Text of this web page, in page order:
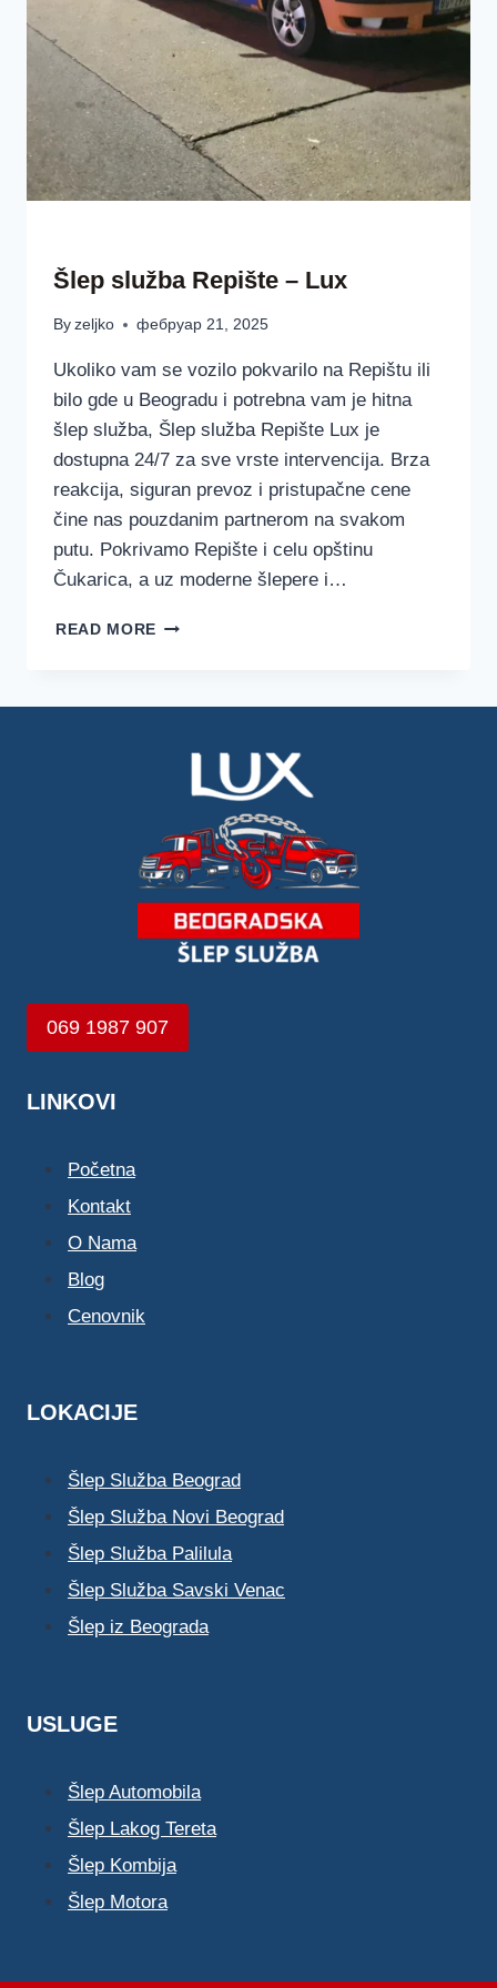
Šlep služba Repište – Lux
By zeljko фебруар 21, 2025
Ukoliko vam se vozilo pokvarilo na Repištu ili
bilo gde u Beogradu i potrebna vam je hitna
šlep služba, Šlep služba Repište Lux je
dostupna 24/7 za sve vrste intervencija. Brza
reakcija, siguran prevoz i pristupačne cene
čine nas pouzdanim partnerom na svakom
putu. Pokrivamo Repište i celu opštinu
Čukarica, a uz moderne šlepere i…
READ MORE ŠLEP
069 1987 907
LINKOVI
Početna
Kontakt
O Nama
Blog
Cenovnik
LOKACIJE
Šlep Služba Beograd
Šlep Služba Novi Beograd
Šlep Služba Palilula
Šlep Služba Savski Venac
Šlep iz Beograda
USLUGE
Šlep Automobila
Šlep Lakog Tereta
Šlep Kombija
Šlep Motora